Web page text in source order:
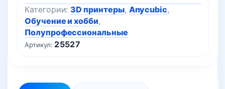
Артикул: 25527
Категории: 3D принтеры, Anycubic,
Обучение и хобби,
Полупрофессиональные